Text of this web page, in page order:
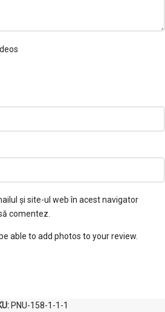
și site-ul web în acest navigator
comentez.
able to add photos to your review.
PNU-158-1-1-1